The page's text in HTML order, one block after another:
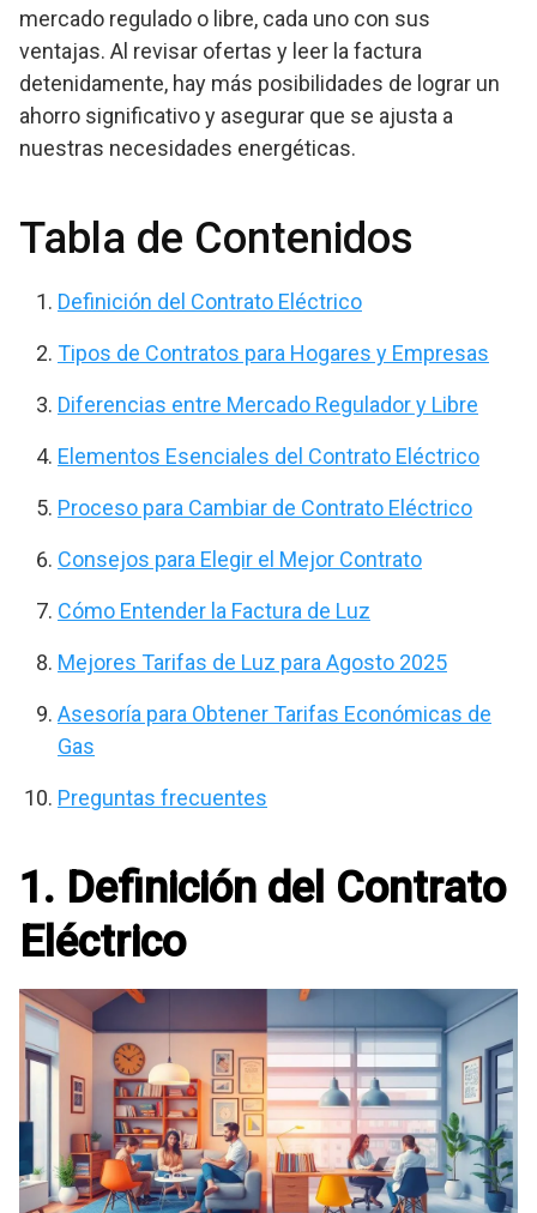
mercado regulado o libre, cada uno con sus
ventajas. Al revisar ofertas y leer la factura
detenidamente, hay más posibilidades de lograr un
ahorro significativo y asegurar que se ajusta a
nuestras necesidades energéticas.
Tabla de Contenidos
Definición del Contrato Eléctrico
Tipos de Contratos para Hogares y Empresas
Diferencias entre Mercado Regulador y Libre
Elementos Esenciales del Contrato Eléctrico
Proceso para Cambiar de Contrato Eléctrico
Consejos para Elegir el Mejor Contrato
Cómo Entender la Factura de Luz
Mejores Tarifas de Luz para Agosto 2025
Asesoría para Obtener Tarifas Económicas de
Gas
Preguntas frecuentes
1. Definición del Contrato
Eléctrico